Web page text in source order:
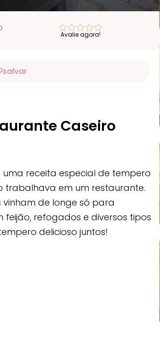
Avalie agora!
salvar
Caseiro
uma receita especial de tempero
em um restaurante.
de longe só para
feijão, refogados e diversos tipos
delicioso juntos!